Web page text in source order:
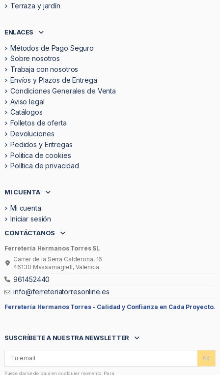
Terraza y jardín
ENLACES
Métodos de Pago Seguro
Sobre nosotros
Trabaja con nosotros
Envíos y Plazos de Entrega
Condiciones Generales de Venta
Aviso legal
Catálogos
Folletos de oferta
Devoluciones
Pedidos y Entregas
Politica de cookies
Política de privacidad
MI CUENTA
Mi cuenta
Iniciar sesión
CONTÁCTANOS
Ferretería Hermanos Torres SL
Carrer de la Serra Calderona, 16
46130 Massamagrell, Valencia
961452440
info@ferreteriatorresonline.es
Ferretería Hermanos Torres - Calidad y Confianza en Cada Proyecto.
SUSCRÍBETE A NUESTRA NEWSLETTER
Puede darse de baja en cualquier momento. Para